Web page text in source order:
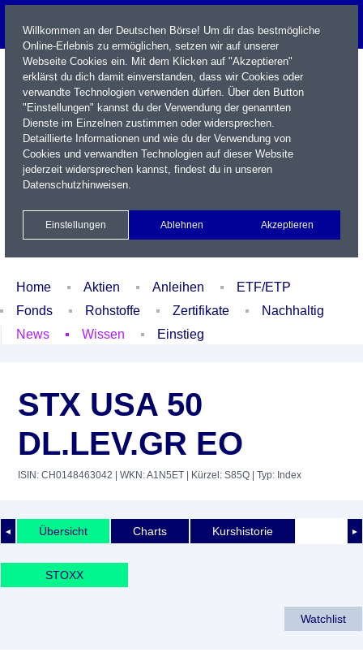
Name / WKN / ISIN / Kürzel
Xetra Realtime
Watchlist Portfolio Login
Home Aktien Anleihen
ETF/ETP
Fonds
Rohstoffe Zertifikate
Nachhaltig
News
Wissen Einstieg
STX USA 50
DL.LEV.GR EO
ISIN: CH0148463042 | WKN: A1N5ET | Kürzel: S85Q | Typ: Index
◄ ►
Übersicht Charts Kurshistorie
STOXX
Watchlist
Willkommen an der Deutschen Börse! Um dir das bestmögliche
Online-Erlebnis zu ermöglichen, setzen wir auf unserer
Webseite Cookies ein. Mit dem Klicken auf "Akzeptieren"
erklärst du dich damit einverstanden, dass wir Cookies oder
verwandte Technologien verwenden dürfen. Über den Button
"Einstellungen" kannst du der Verwendung der genannten
Dienste im Einzelnen zustimmen oder widersprechen.
Detaillierte Informationen und wie du der Verwendung von
Cookies und verwandten Technologien auf dieser Website
jederzeit widersprechen kannst, findest du in unseren
Datenschutzhinweisen.
Einstellungen Ablehnen Akzeptieren